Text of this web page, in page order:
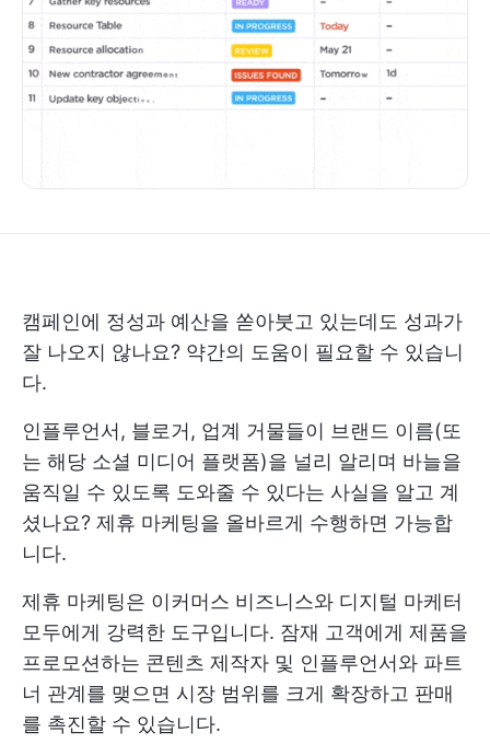
캠페인에 정성과 예산을 쏟아붓고 있는데도 성과가
잘 나오지 않나요? 약간의 도움이 필요할 수 있습니
다.
인플루언서, 블로거, 업계 거물들이 브랜드 이름(또
는 해당 소셜 미디어 플랫폼)을 널리 알리며 바늘을
움직일 수 있도록 도와줄 수 있다는 사실을 알고 계
셨나요? 제휴 마케팅을 올바르게 수행하면 가능합
니다.
제휴 마케팅은 이커머스 비즈니스와 디지털 마케터
모두에게 강력한 도구입니다. 잠재 고객에게 제품을
프로모션하는 콘텐츠 제작자 및 인플루언서와 파트
너 관계를 맺으면 시장 범위를 크게 확장하고 판매
를 촉진할 수 있습니다.